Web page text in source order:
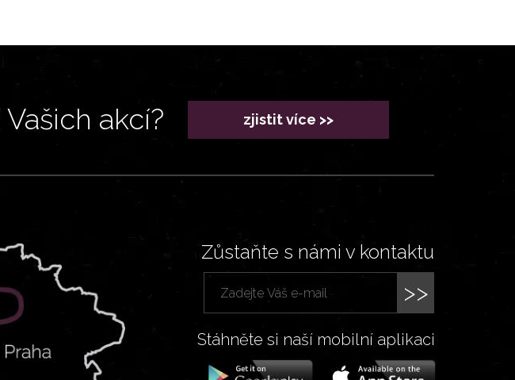
akcí? zjistit více >>
Zůstaňte s námi v kontaktu
>>
Stáhněte si naší mobilní aplikaci